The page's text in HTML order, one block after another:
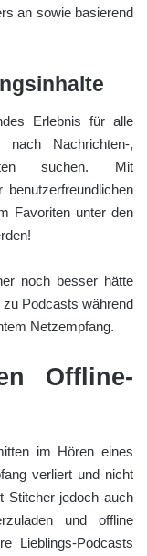
an sowie basierend
Erlebnis für alle
Nachrichten-,
suchen. Mit
benutzerfreundlichen
Favoriten unter den
noch besser hätte
Podcasts während
Netzempfang.
Offline-
im Hören eines
verliert und nicht
Stitcher jedoch auch
und offline
Lieblings-Podcasts